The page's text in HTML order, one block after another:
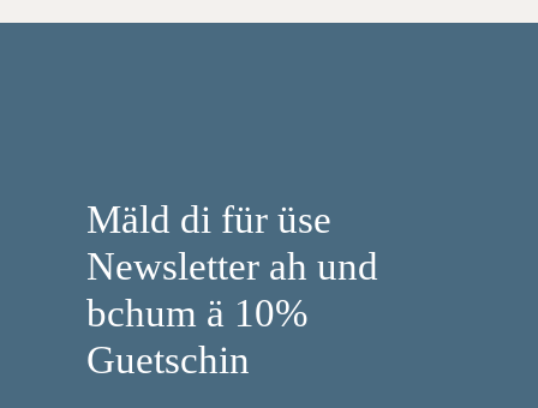
Mäld di für üse
Newsletter ah und
bchum ä 10%
Guetschin